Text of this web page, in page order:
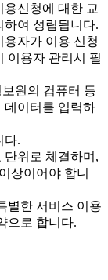
신청에 대한 교
하여 성립됩니다.
자가 이용 신청
이용자 관리시 필
원의 컴퓨터 등
데이터를 입력하
다.
위로 체결하며,
상이어야 합니
별한 서비스 이용
으로 합니다.